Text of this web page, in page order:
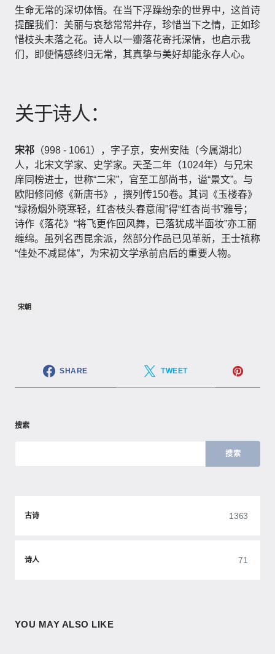
生命无常的深切体悟。在当下浮躁纷杂的世界中，这首诗
提醒我们：美丽与哀愁常常并存，珍惜当下之情，正如珍
惜枝头未落之花。诗人以一瓣落花寄托深情，也启示我
们，即便情感终归无常，其真挚与美好却能永存人心。
关于诗人：
宋祁 （998 - 1061），字子京，安州安陆（今属湖北）
人，北宋文学家、史学家。天圣二年（1024年）与兄宋
庠同榜进士，世称“二宋”，官至工部尚书，谥“景文”。与
欧阳修同修《新唐书》，撰列传150卷。其词《玉楼春》
“绿杨烟外晓寒轻，红杏枝头春意闹”得“红杏尚书”雅号；
诗作《落花》“将飞更作回风舞，已落犹成半面妆”亦工丽
缠绵。虽列名西昆余派，然部分作品已见革新，王士禛称
“佳处不减昆体”，为宋初文学承前启后的重要人物。
宋朝
SHARE TWEET
搜索
搜索
古诗 1363
诗人 71
YOU MAY ALSO LIKE